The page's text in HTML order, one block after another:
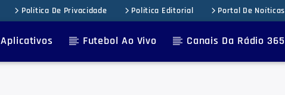
Política De Privacidade Política Editorial Portal De Noíticas
Aplicativos Futebol Ao Vivo Canais Da Rádio 365